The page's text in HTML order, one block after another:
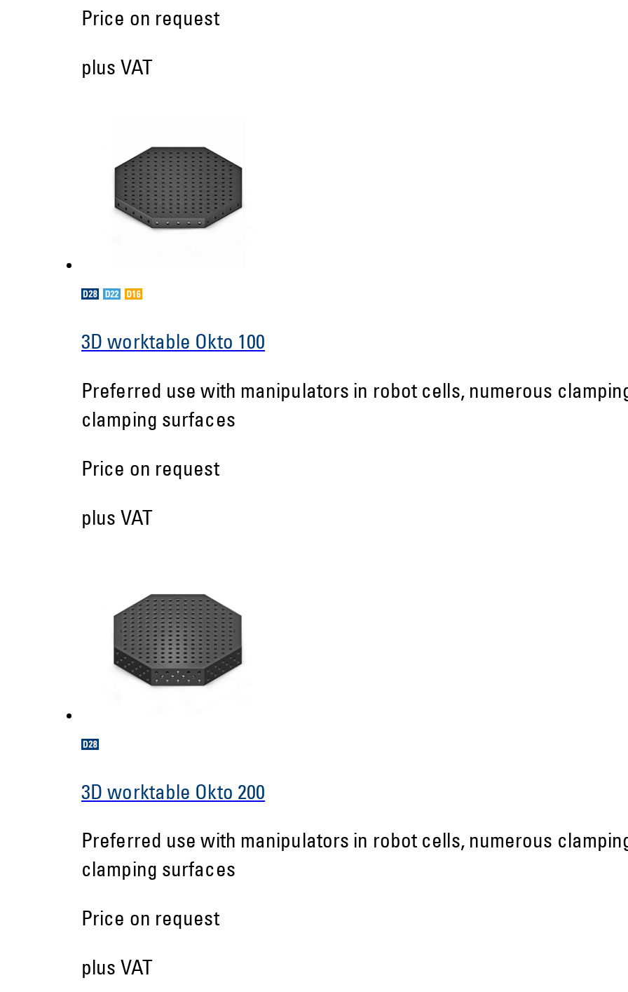
Price on request
plus VAT
3D worktable Okto 100
Preferred use with manipulators in robot cells, numerous
clamping surfaces
Price on request
plus VAT
3D worktable Okto 200
Preferred use with manipulators in robot cells, numerous
clamping surfaces
Price on request
plus VAT